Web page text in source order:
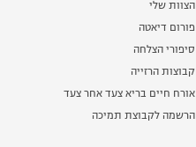
הצוות שלי
פורום דיאטה
סיפורי הצלחה
קבוצות הרזייה
אורח חיים בריא צעד אחר צעד
הרשמה לקבוצת תמיכה